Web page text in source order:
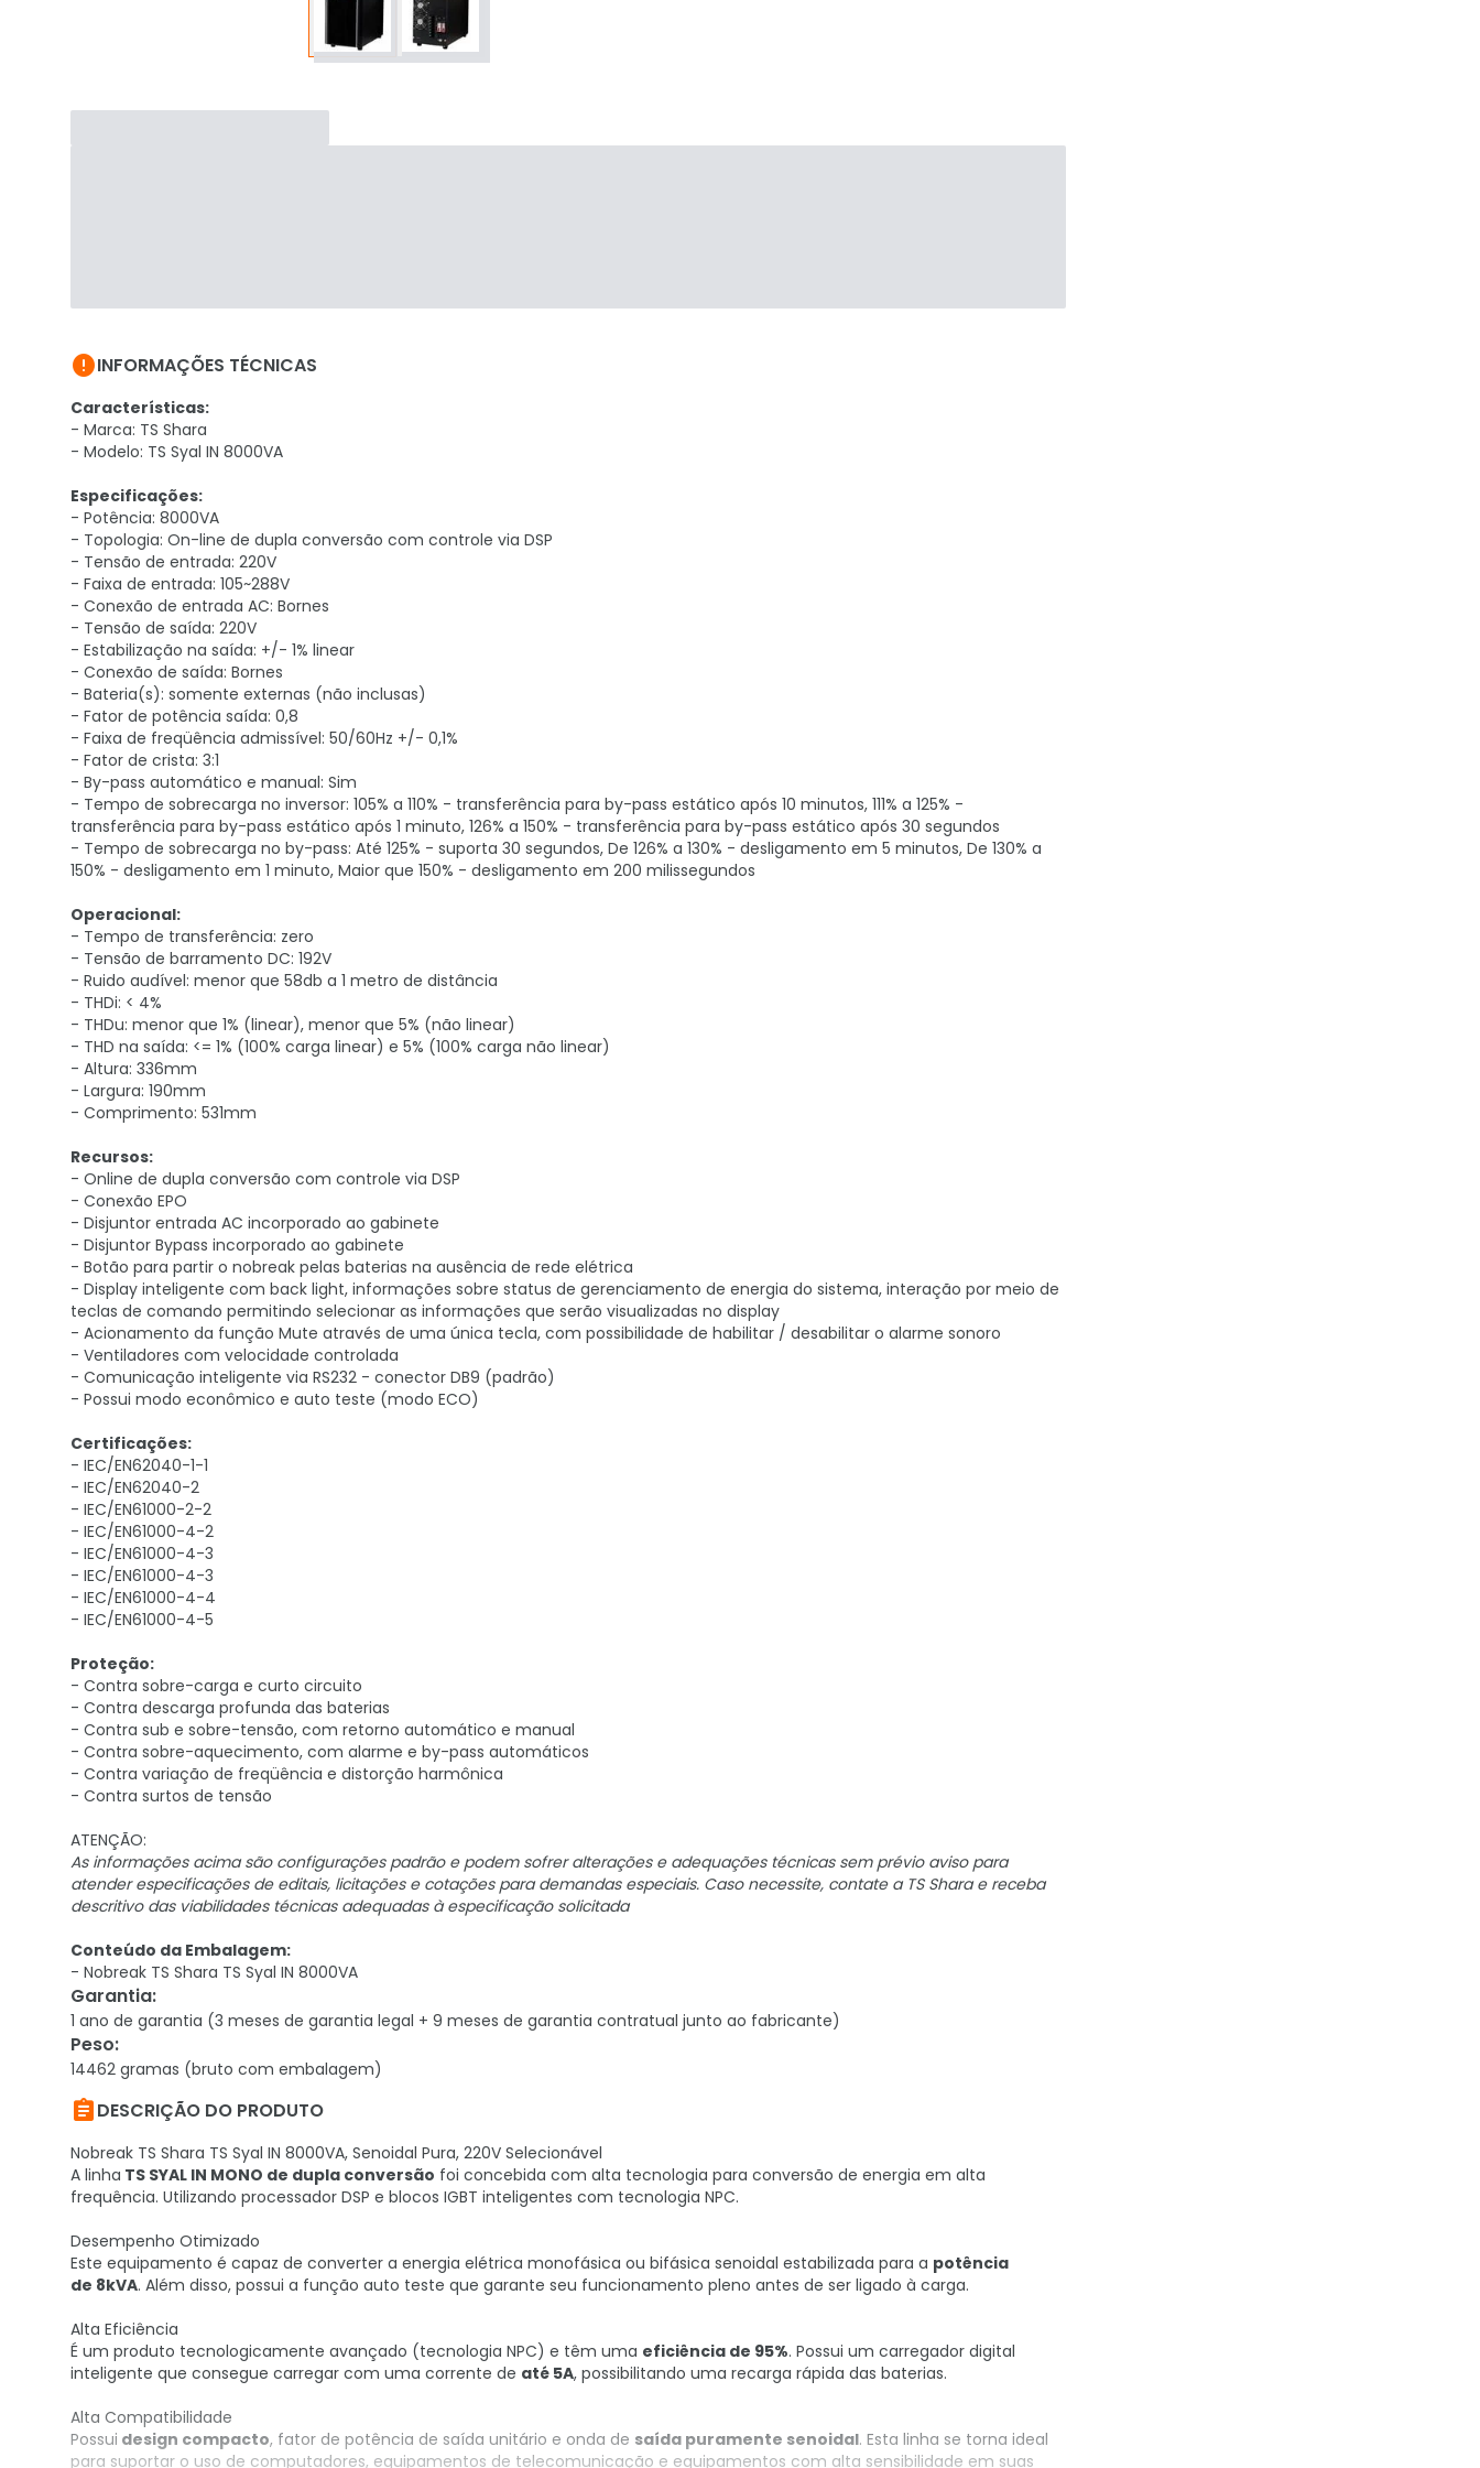
INFORMAÇÕES TÉCNICAS
Características:
- Marca: TS Shara
- Modelo: TS Syal IN 8000VA
Especificações:
- Potência: 8000VA
- Topologia: On-line de dupla conversão com controle via DSP
- Tensão de entrada: 220V
- Faixa de entrada: 105~288V
- Conexão de entrada AC: Bornes
- Tensão de saída: 220V
- Estabilização na saída: +/- 1% linear
- Conexão de saída: Bornes
- Bateria(s): somente externas (não inclusas)
- Fator de potência saída: 0,8
- Faixa de freqüência admissível: 50/60Hz +/- 0,1%
- Fator de crista: 3:1
- By-pass automático e manual: Sim
- Tempo de sobrecarga no inversor: 105% a 110% - transferência para by-pass estático após 10 minutos, 111% a 125% -
transferência para by-pass estático após 1 minuto, 126% a 150% - transferência para by-pass estático após 30 segundos
- Tempo de sobrecarga no by-pass: Até 125% - suporta 30 segundos, De 126% a 130% - desligamento em 5 minutos, De 130% a
150% - desligamento em 1 minuto, Maior que 150% - desligamento em 200 milissegundos
Operacional:
- Tempo de transferência: zero
- Tensão de barramento DC: 192V
- Ruido audível: menor que 58db a 1 metro de distância
- THDi: < 4%
- THDu: menor que 1% (linear), menor que 5% (não linear)
- THD na saída: <= 1% (100% carga linear) e 5% (100% carga não linear)
- Altura: 336mm
- Largura: 190mm
- Comprimento: 531mm
Recursos:
- Online de dupla conversão com controle via DSP
- Conexão EPO
- Disjuntor entrada AC incorporado ao gabinete
- Disjuntor Bypass incorporado ao gabinete
- Botão para partir o nobreak pelas baterias na ausência de rede elétrica
- Display inteligente com back light, informações sobre status de gerenciamento de energia do sistema, interação por meio de
teclas de comando permitindo selecionar as informações que serão visualizadas no display
- Acionamento da função Mute através de uma única tecla, com possibilidade de habilitar / desabilitar o alarme sonoro
- Ventiladores com velocidade controlada
- Comunicação inteligente via RS232 - conector DB9 (padrão)
- Possui modo econômico e auto teste (modo ECO)
Certificações:
- IEC/EN62040-1-1
- IEC/EN62040-2
- IEC/EN61000-2-2
- IEC/EN61000-4-2
- IEC/EN61000-4-3
- IEC/EN61000-4-3
- IEC/EN61000-4-4
- IEC/EN61000-4-5
Proteção:
- Contra sobre-carga e curto circuito
- Contra descarga profunda das baterias
- Contra sub e sobre-tensão, com retorno automático e manual
- Contra sobre-aquecimento, com alarme e by-pass automáticos
- Contra variação de freqüência e distorção harmônica
- Contra surtos de tensão
ATENÇÃO:
As informações acima são configurações padrão e podem sofrer alterações e adequações técnicas sem prévio aviso para
atender especificações de editais, licitações e cotações para demandas especiais. Caso necessite, contate a TS Shara e receba
descritivo das viabilidades técnicas adequadas à especificação solicitada
Conteúdo da Embalagem:
- Nobreak TS Shara TS Syal IN 8000VA
Garantia:
1 ano de garantia (3 meses de garantia legal + 9 meses de garantia contratual junto ao fabricante)
Peso:
14462 gramas (bruto com embalagem)
DESCRIÇÃO DO PRODUTO
Nobreak TS Shara TS Syal IN 8000VA, Senoidal Pura, 220V Selecionável
A linha TS SYAL IN MONO de dupla conversão foi concebida com alta tecnologia para conversão de energia em alta
frequência. Utilizando processador DSP e blocos IGBT inteligentes com tecnologia NPC.
Desempenho Otimizado
Este equipamento é capaz de converter a energia elétrica monofásica ou bifásica senoidal estabilizada para a potência
de 8kVA. Além disso, possui a função auto teste que garante seu funcionamento pleno antes de ser ligado à carga.
Alta Eficiência
É um produto tecnologicamente avançado (tecnologia NPC) e têm uma eficiência de 95%. Possui um carregador digital
inteligente que consegue carregar com uma corrente de até 5A, possibilitando uma recarga rápida das baterias.
Alta Compatibilidade
Possui design compacto, fator de potência de saída unitário e onda de saída puramente senoidal. Esta linha se torna ideal
para suportar o uso de computadores, equipamentos de telecomunicação e equipamentos com alta sensibilidade em suas